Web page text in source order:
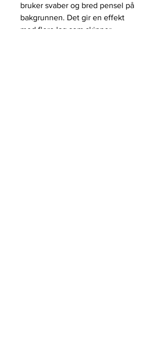
bruker svaber og bred pensel på
bakgrunnen. Det gir en effekt
med flere lag som skinner